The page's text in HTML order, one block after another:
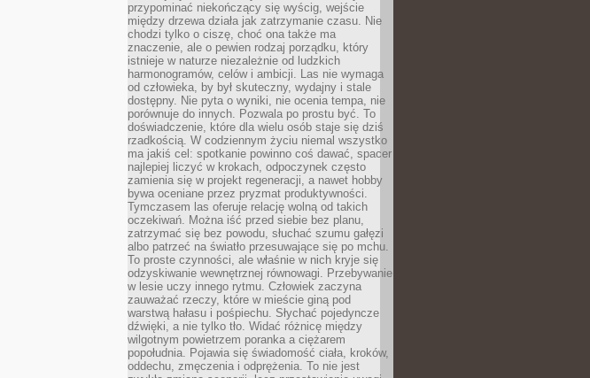
przypominać niekończący się wyścig, wejście
między drzewa działa jak zatrzymanie czasu. Nie
chodzi tylko o ciszę, choć ona także ma
znaczenie, ale o pewien rodzaj porządku, który
istnieje w naturze niezależnie od ludzkich
harmonogramów, celów i ambicji. Las nie wymaga
od człowieka, by był skuteczny, wydajny i stale
dostępny. Nie pyta o wyniki, nie ocenia tempa, nie
porównuje do innych. Pozwala po prostu być. To
doświadczenie, które dla wielu osób staje się dziś
rzadkością. W codziennym życiu niemal wszystko
ma jakiś cel: spotkanie powinno coś dawać, spacer
najlepiej liczyć w krokach, odpoczynek często
zamienia się w projekt regeneracji, a nawet hobby
bywa oceniane przez pryzmat produktywności.
Tymczasem las oferuje relację wolną od takich
oczekiwań. Można iść przed siebie bez planu,
zatrzymać się bez powodu, słuchać szumu gałęzi
albo patrzeć na światło przesuwające się po mchu.
To proste czynności, ale właśnie w nich kryje się
odzyskiwanie wewnętrznej równowagi. Przebywanie
w lesie uczy innego rytmu. Człowiek zaczyna
zauważać rzeczy, które w mieście giną pod
warstwą hałasu i pośpiechu. Słychać pojedyncze
dźwięki, a nie tylko tło. Widać różnicę między
wilgotnym powietrzem poranka a ciężarem
popołudnia. Pojawia się świadomość ciała, kroków,
oddechu, zmęczenia i odprężenia. To nie jest